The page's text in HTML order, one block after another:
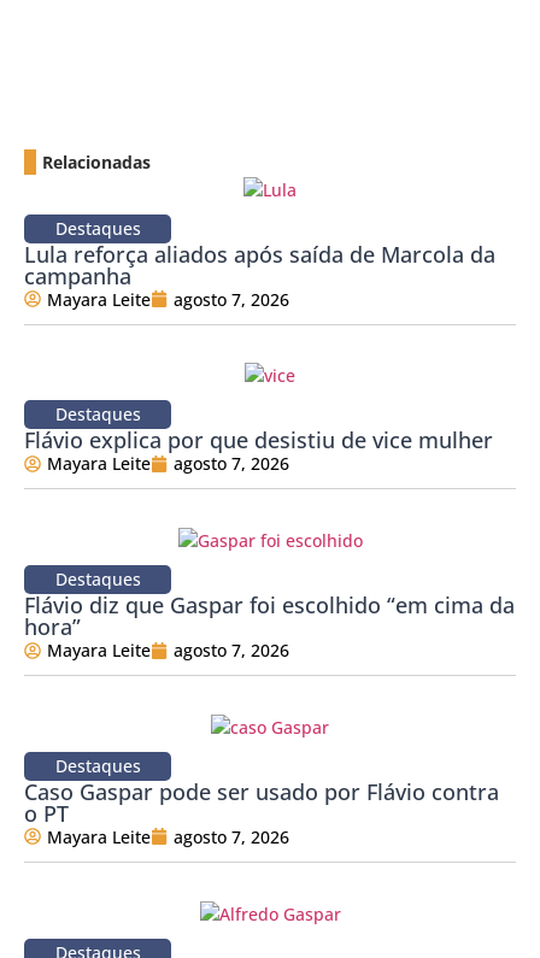
Relacionadas
Destaques
Lula reforça aliados após saída de Marcola da
campanha
Mayara Leite agosto 7, 2026
Destaques
Flávio explica por que desistiu de vice mulher
Mayara Leite agosto 7, 2026
Destaques
Flávio diz que Gaspar foi escolhido “em cima da
hora”
Mayara Leite agosto 7, 2026
Destaques
Caso Gaspar pode ser usado por Flávio contra
o PT
Mayara Leite agosto 7, 2026
Destaques